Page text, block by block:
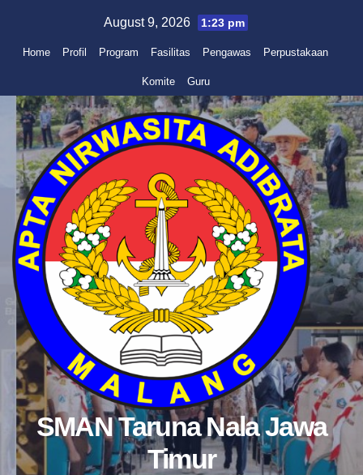
content
August 9, 2026 1:23 pm
Home Profil Program Fasilitas Pengawas Perpustakaan
Komite Guru
SMAN Taruna Nala Jawa
Timur